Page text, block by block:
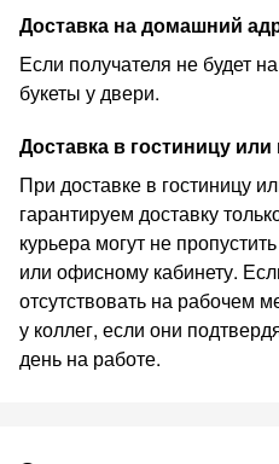
Доставка на домашний
Если получателя не будет
букеты у двери.
Доставка в гостиницу
При доставке в гостиницу
гарантируем доставку
курьера могут не
или офисному кабинету.
отсутствовать на рабочем
у коллег, если они
день на работе.